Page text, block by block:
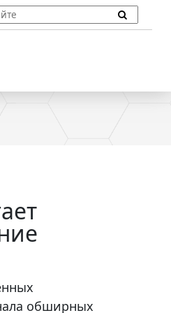
КЛИЕНТОВ
СПРАВОЧНАЯ
обширных